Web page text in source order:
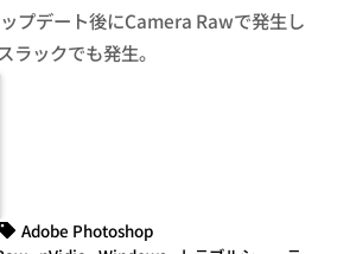
プデート後にCamera Rawで発生し
ラックでも発生。
Adobe Photoshop